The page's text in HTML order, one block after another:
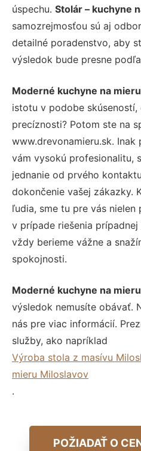
úspechu. Stolár – kuchyne
samozrejmosťou sú aj
detailné poradenstvo, aby
výsledok bude presne
Moderné kuchyne na
istotu v podobe
precíznosti? Potom ste na
www.drevonamieru.sk. Inak
vám vysokú profesionalitu,
jednanie od prvého
dokončenie vašej zákazky.
ľudia, sme tu pre vás nielen
v prípade riešenia
vždy berieme vážne a
spokojnosti.
Moderné kuchyne na
výsledok nemusíte obávať.
nás pre viac informácií.
služby, ako napríklad
Výroba stola z masívu
mieru Miloslavov
.
POŽIADAŤ O